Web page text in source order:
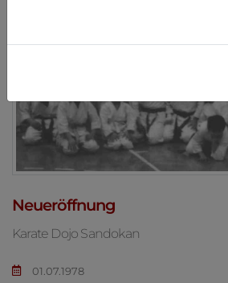
Neueröffnung
Karate Dojo Sandokan
01.07.1978